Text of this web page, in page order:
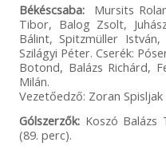
Békéscsaba:Mursits
Tibor, Balog Zsolt,
Bálint, Spitzmüller
Szilágyi Péter. Cserék:
Botond, Balázs Richárd,
Milán.
Vezetőedző: Zoran Spisljak
Gólszerzők:Koszó Balázs
(89. perc).